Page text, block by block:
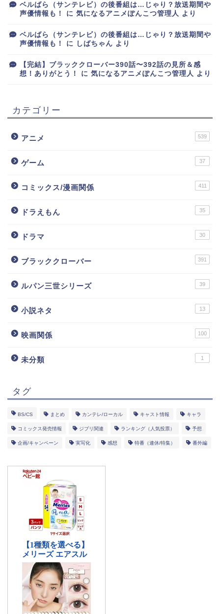
ベルばら（サンテレビ）の後番組は…じゃり？放送期間や
声優情報も！
に 気になるアニメぽんこつ管理人 より
ベルばら（サンテレビ）の後番組は…じゃり？放送期間や
声優情報も！
に しばちゃん より
【完結】ブラッククローバー390話〜392話の見所＆感
想！ありがとう！
に 気になるアニメぽんこつ管理人 より
カテゴリー
アニメ 539
ゲーム 37
コミックス/漫画関係 411
ドラえもん 35
ドラマ 30
ブラッククローバー 391
ルパン三世シリーズ 39
小説ネタ 13
映画関係 100
未分類 1
タグ
BS/CS まとめ カンテレ/ローカル キャスト情報 キャラ
コミックス発売情報 ジブリ関連 ランキング（人気投票） 予想
企画/キャンペーン 実写化 感想 特番（連休/特集） 番外編